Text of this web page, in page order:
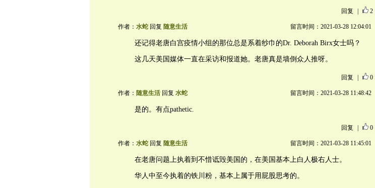
回复 2
作者： 水蛇回复 随意生活 留言时间：2021-03-28 12:04:01
还记得老唐白宫疫情小组的那位总是系着纱巾的Dr. Deborah Birx女士吗？
这几天美国媒体一直在采访和报道她。老唐真是墙倒众人推呀。
回复 0
作者： 随意生活回复 水蛇 留言时间：2021-03-28 11:48:42
是的。有点pathetic.
回复 0
作者： 水蛇回复 随意生活 留言时间：2021-03-28 11:45:01
在老唐问题上执着到不惜诋毁美国的，在美国基本上白人极右人士。
华人中至今执着的铁川粉，基本上属于用屁股思考的。